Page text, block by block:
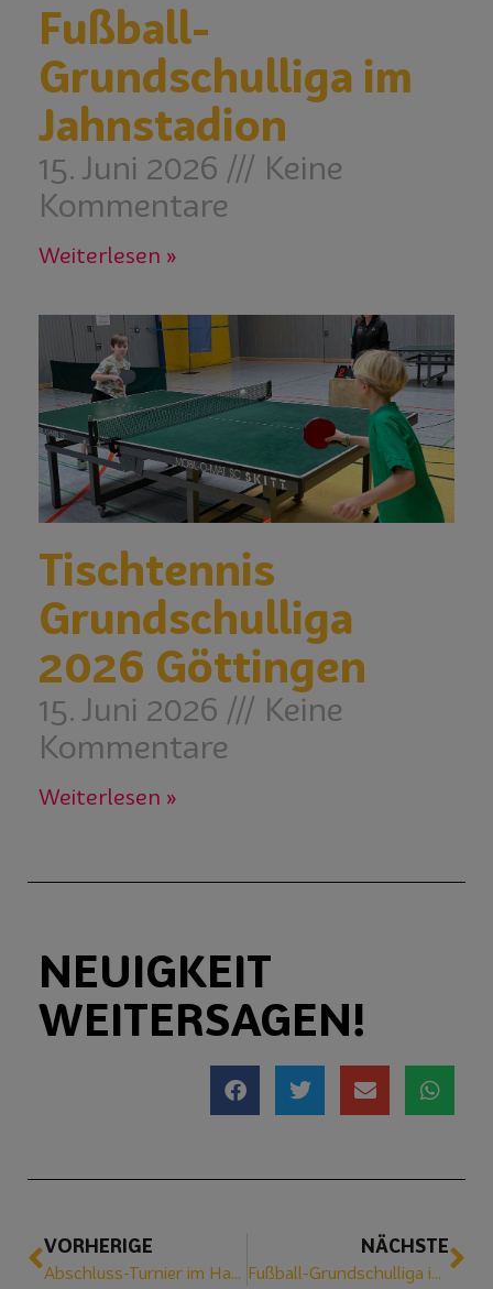
Fußball-
Grundschulliga im
Jahnstadion
15. Juni 2026
Keine
Kommentare
Weiterlesen »
Tischtennis
Grundschulliga
2026 Göttingen
15. Juni 2026
Keine
Kommentare
Weiterlesen »
NEUIGKEIT
WEITERSAGEN!
VORHERIGE
Abschluss-Turnier im Handball
NÄCHSTE
Fußball-Grundschulliga im Jahnstadion